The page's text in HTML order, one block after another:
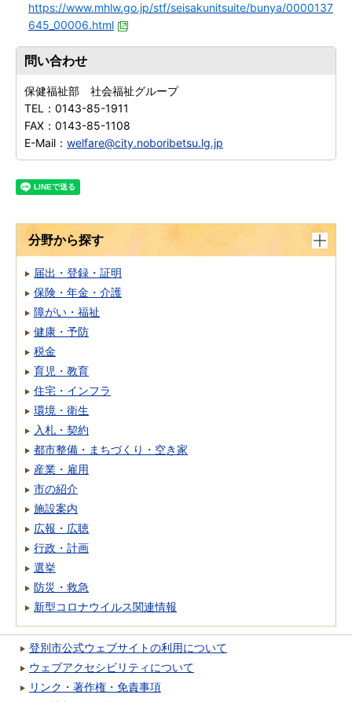
https://www.mhlw.go.jp/stf/seisakunitsuite/bunya/0000137
645_00006.html
問い合わせ
保健福祉部 社会福祉グループ
TEL： 0143-85-1911
FAX： 0143-85-1108
E-Mail： welfare@city.noboribetsu.lg.jp
分野から探す
届出・登録・証明
保険・年金・介護
障がい・福祉
健康・予防
税金
育児・教育
住宅・インフラ
環境・衛生
入札・契約
都市整備・まちづくり・空き家
産業・雇用
市の紹介
施設案内
広報・広聴
行政・計画
選挙
防災・救急
新型コロナウイルス関連情報
登別市公式ウェブサイトの利用について
ウェブアクセシビリティについて
リンク・著作権・免責事項